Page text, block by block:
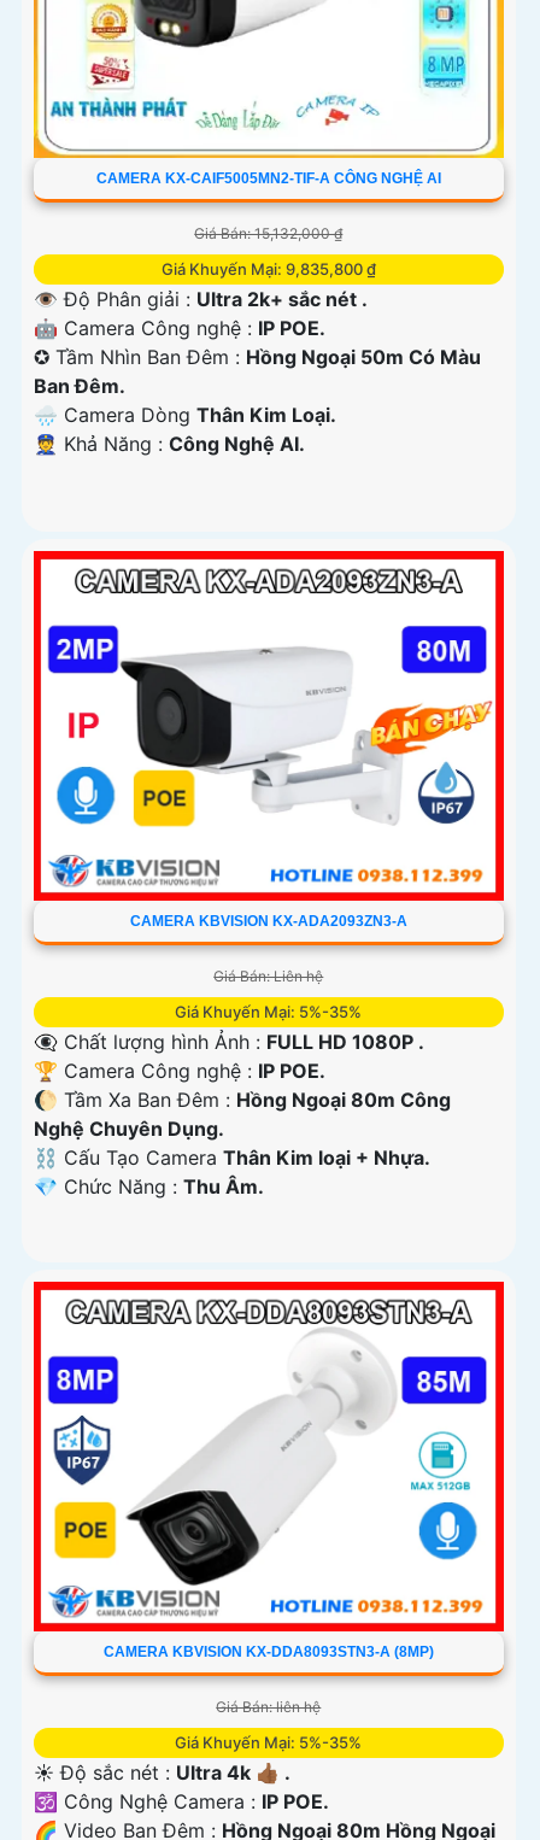
CAMERA KX-CAIF5005MN2-TIF-A CÔNG NGHỆ AI
Giá Bán: 15,132,000 ₫
Giá Khuyến Mại: 9,835,800 ₫
👁 Độ Phân giải : Ultra 2k+ sắc nét .
🤖️ Camera Công nghệ : IP POE.
✪ Tầm Nhìn Ban Đêm : Hồng Ngoại 50m Có Màu
Ban Đêm.
🌧️ Camera Dòng Thân Kim Loại.
️👮 Khả Năng : Công Nghệ AI.
CAMERA KBVISION KX-ADA2093ZN3-A
Giá Bán: Liên hệ
Giá Khuyến Mại: 5%-35%
👁️‍🗨 Chất lượng hình Ảnh : FULL HD 1080P .
🏆 Camera Công nghệ : IP POE.
🌔 Tầm Xa Ban Đêm : Hồng Ngoại 80m Công
Nghệ Chuyên Dụng.
⛓ Cấu Tạo Camera Thân Kim loại + Nhựa.
️💎 Chức Năng : Thu Âm.
CAMERA KBVISION KX-DDA8093STN3-A (8MP)
Giá Bán: liên hệ
Giá Khuyến Mại: 5%-35%
☀️ Độ sắc nét : Ultra 4k 👍🏾 .
🕉️ Công Nghệ Camera : IP POE.
🌈 Video Ban Đêm : Hồng Ngoại 80m Hồng Ngoại